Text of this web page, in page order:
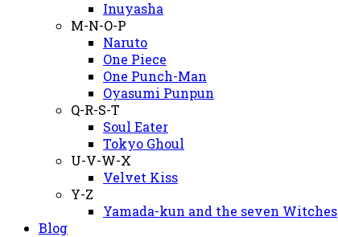
Inuyasha
M-N-O-P
Naruto
One Piece
One Punch-Man
Oyasumi Punpun
Q-R-S-T
Soul Eater
Tokyo Ghoul
U-V-W-X
Velvet Kiss
Y-Z
Yamada-kun and the seven Witches
Blog